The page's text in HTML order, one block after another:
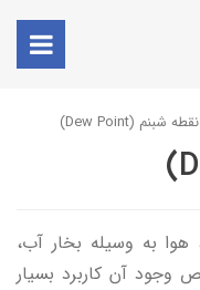
نقطه شبنم (Dew Point)
به وسیله بخار آب،
آن کاربرد بسیار